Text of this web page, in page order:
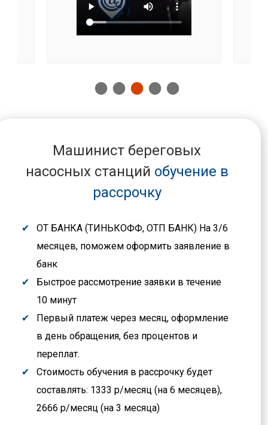
Машинист береговых
насосных станций обучение в
рассрочку
ОТ БАНКА (ТИНЬКОФФ, ОТП БАНК) На 3/6
месяцев, поможем оформить заявление в
банк
Быстрое рассмотрение заявки в течение
10 минут
Первый платеж через месяц, оформление
в день обращения, без процентов и
переплат.
Стоимость обучения в рассрочку будет
составлять: 1333 р/месяц (на 6 месяцев),
2666 р/месяц (на 3 месяца)